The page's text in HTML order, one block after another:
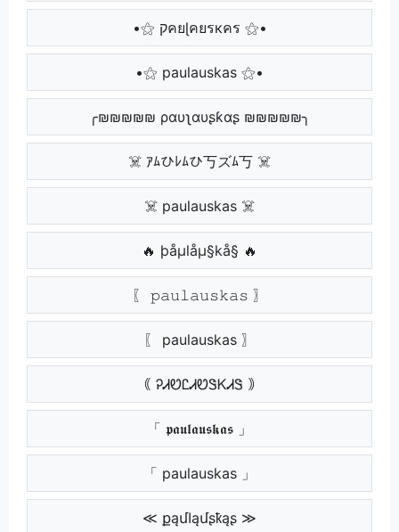
•⚝ קคยɭคยรкคร ⚝•
•⚝ paulauskas ⚝•
╭₪₪₪₪₪ ραυʅαυʂƙαʂ ₪₪₪₪₪╮
☠️ ｱﾑひﾚﾑひ丂ズﾑ丂 ☠️
☠️ paulauskas ☠️
🔥 þåµlåµ§kå§ 🔥
〖 𝚙𝚊𝚞𝚕𝚊𝚞𝚜𝚔𝚊𝚜 〗
〖 paulauskas 〗
｟ ᎮᏗᏬᏝᏗᏬᏕᏦᏗᏕ ｠
「 𝖕𝖆𝖚𝖑𝖆𝖚𝖘𝖐𝖆𝖘 」
「 paulauskas 」
≪ քąմӀąմʂҟąʂ ≫